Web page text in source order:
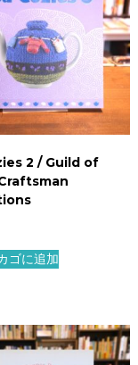
2 / Guild of
ゴに追加